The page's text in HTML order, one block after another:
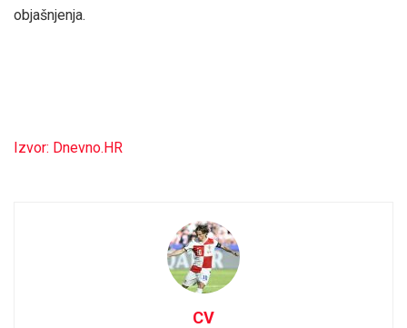
objašnjenja.
Izvor: Dnevno.HR
CV